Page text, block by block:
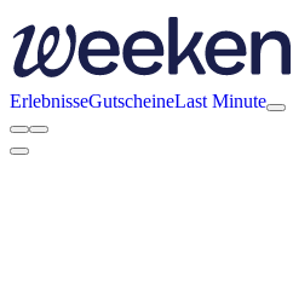
ErlebnisseGutscheineLast Minute